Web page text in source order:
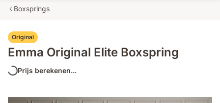
Boxsprings
Original
Emma Original Elite Boxspring
Prijs berekenen...